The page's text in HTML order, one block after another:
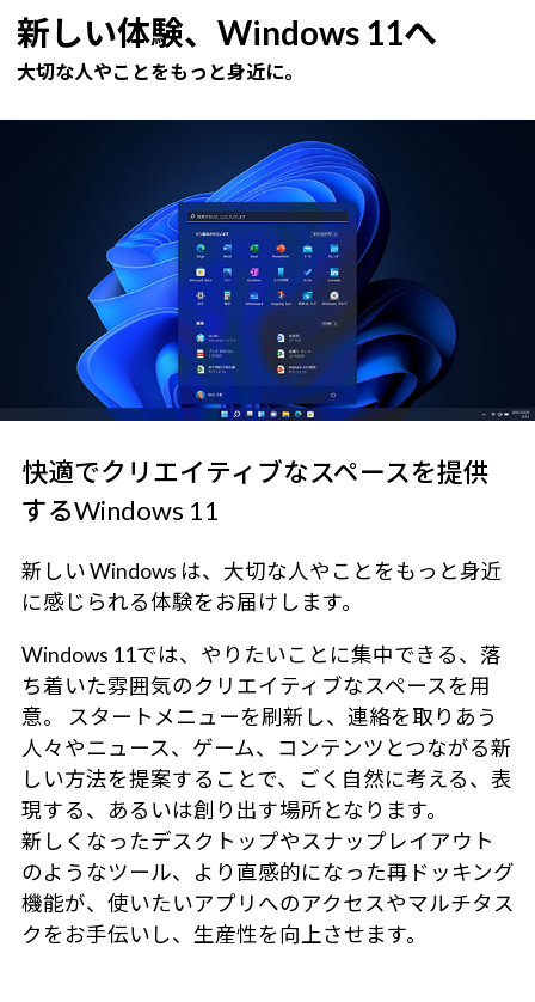
新しい体験、Windows 11へ
大切な人やことをもっと身近に。
快適でクリエイティブなスペースを提供
するWindows 11
新しい Windows は、大切な人やことをもっと身近
に感じられる体験をお届けします。
Windows 11では、やりたいことに集中できる、落
ち着いた雰囲気のクリエイティブなスペースを用
意。 スタートメニューを刷新し、連絡を取りあう
人々やニュース、ゲーム、コンテンツとつながる新
しい方法を提案することで、ごく自然に考える、表
現する、あるいは創り出す場所となります。
新しくなったデスクトップやスナップレイアウト
のようなツール、より直感的になった再ドッキング
機能が、使いたいアプリへのアクセスやマルチタス
クをお手伝いし、生産性を向上させます。